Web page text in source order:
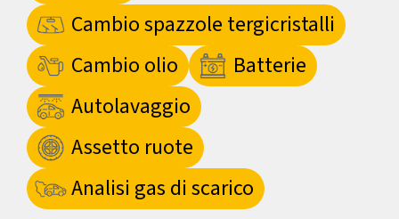
Cambio spazzole tergicristalli
Cambio olio
Batterie
Autolavaggio
Assetto ruote
Analisi gas di scarico